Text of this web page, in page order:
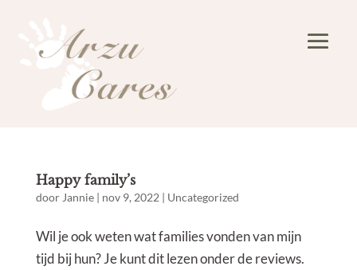
Happy family’s
door Jannie| nov 9, 2022 | Uncategorized
Wil je ook weten wat families vonden van mijn
tijd bij hun? Je kunt dit lezen onder de reviews.